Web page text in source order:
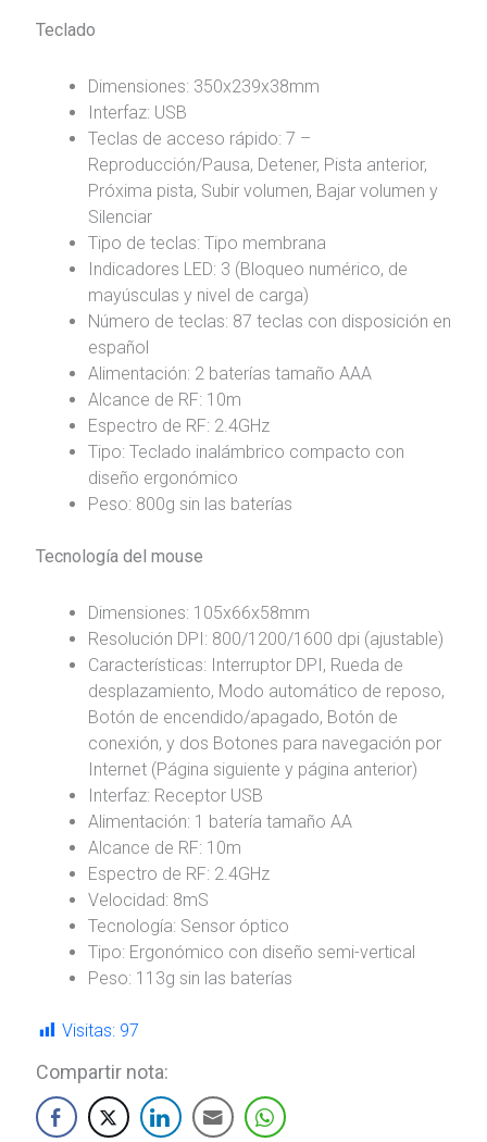
Teclado
Dimensiones: 350x239x38mm
Interfaz: USB
Teclas de acceso rápido: 7 –
Reproducción/Pausa, Detener, Pista anterior,
Próxima pista, Subir volumen, Bajar volumen y
Silenciar
Tipo de teclas: Tipo membrana
Indicadores LED: 3 (Bloqueo numérico, de
mayúsculas y nivel de carga)
Número de teclas: 87 teclas con disposición en
español
Alimentación: 2 baterías tamaño AAA
Alcance de RF: 10m
Espectro de RF: 2.4GHz
Tipo: Teclado inalámbrico compacto con
diseño ergonómico
Peso: 800g sin las baterías
Tecnología del mouse
Dimensiones: 105x66x58mm
Resolución DPI: 800/1200/1600 dpi (ajustable)
Características: Interruptor DPI, Rueda de
desplazamiento, Modo automático de reposo,
Botón de encendido/apagado, Botón de
conexión, y dos Botones para navegación por
Internet (Página siguiente y página anterior)
Interfaz: Receptor USB
Alimentación: 1 batería tamaño AA
Alcance de RF: 10m
Espectro de RF: 2.4GHz
Velocidad: 8mS
Tecnología: Sensor óptico
Tipo: Ergonómico con diseño semi-vertical
Peso: 113g sin las baterías
Visitas: 97
Compartir nota: